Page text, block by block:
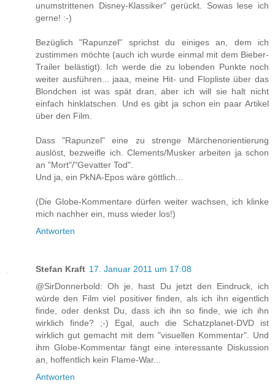
unumstrittenen Disney-Klassiker" gerückt. Sowas lese ich
gerne! :-)
Bezüglich "Rapunzel" sprichst du einiges an, dem ich
zustimmen möchte (auch ich wurde einmal mit dem Bieber-
Trailer belästigt). Ich werde die zu lobenden Punkte noch
weiter ausführen... jaaa, meine Hit- und Flopliste über das
Blondchen ist was spät dran, aber ich will sie halt nicht
einfach hinklatschen. Und es gibt ja schon ein paar Artikel
über den Film.
Dass "Rapunzel" eine zu strenge Märchenorientierung
auslöst, bezweifle ich. Clements/Musker arbeiten ja schon
an "Mort"/"Gevatter Tod".
Und ja, ein PkNA-Epos wäre göttlich...
(Die Globe-Kommentare dürfen weiter wachsen, ich klinke
mich nachher ein, muss wieder los!)
Antworten
Stefan Kraft 17. Januar 2011 um 17:08
@SirDonnerbold: Oh je, hast Du jetzt den Eindruck, ich
würde den Film viel positiver finden, als ich ihn eigentlich
finde, oder denkst Du, dass ich ihn so finde, wie ich ihn
wirklich finde? ;-) Egal, auch die Schatzplanet-DVD ist
wirklich gut gemacht mit dem "visuellen Kommentar". Und
ihm Globe-Kommentar fängt eine interessante Diskussion
an, hoffentlich kein Flame-War...
Antworten